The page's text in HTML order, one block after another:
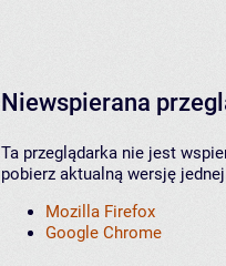
Niewspierana
Ta przeglądarka nie jest
pobierz aktualną wersję
Mozilla Firefox
Google Chrome